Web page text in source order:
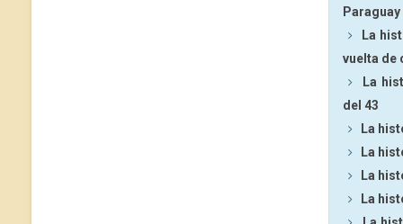
Paraguay
La
vuelta de
La
del 43
La
La
La
La